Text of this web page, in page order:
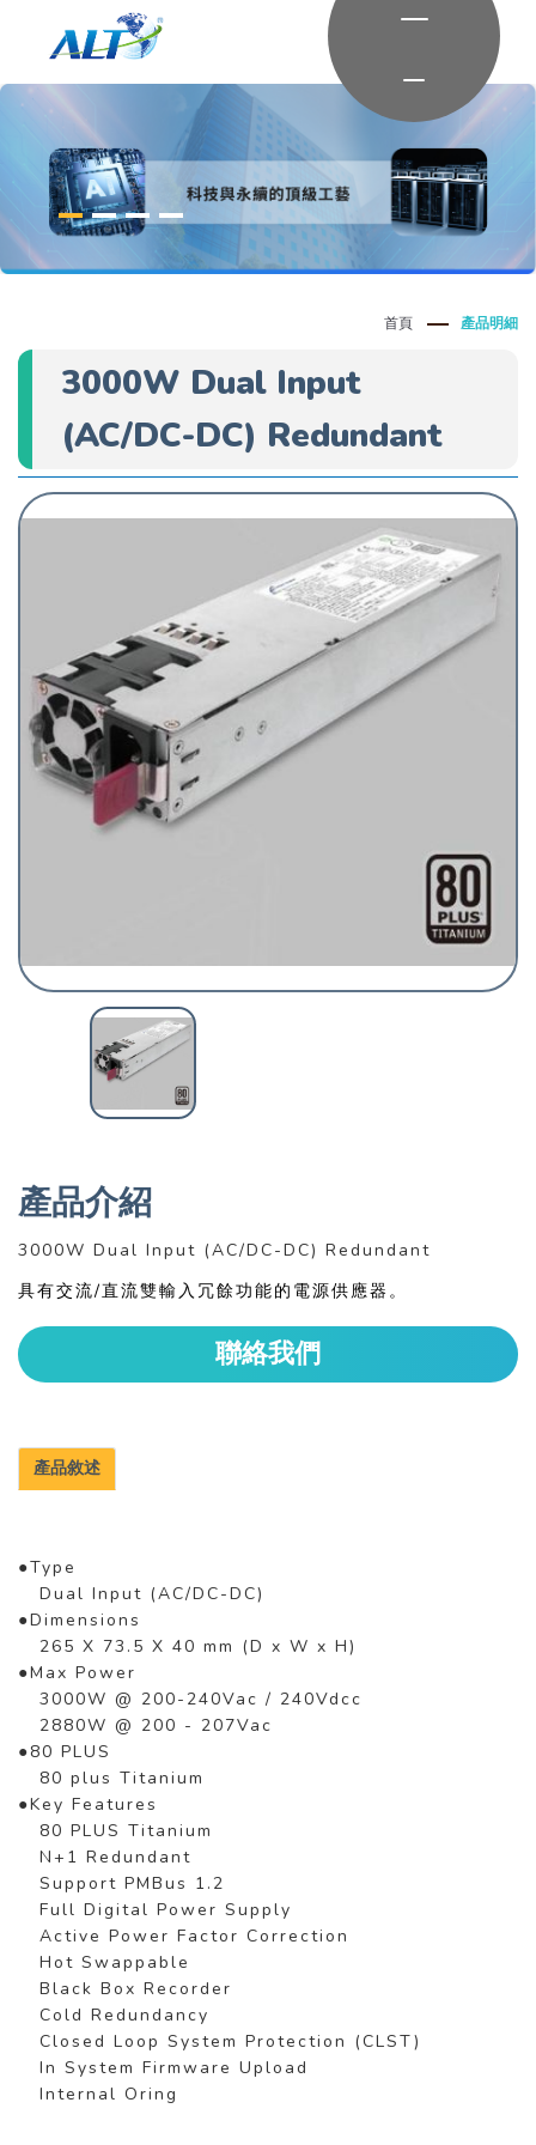
首頁 產品明細
3000W Dual Input
(AC/DC-DC) Redundant
產品介紹
3000W Dual Input (AC/DC-DC) Redundant
具有交流/直流雙輸入冗餘功能的電源供應器。
聯絡我們
產品敘述
●Type
Dual Input (AC/DC-DC)
●Dimensions
265 X 73.5 X 40 mm (D x W x H)
●Max Power
3000W @ 200-240Vac / 240Vdcc
2880W @ 200 - 207Vac
●80 PLUS
80 plus Titanium
●Key Features
80 PLUS Titanium
N+1 Redundant
Support PMBus 1.2
Full Digital Power Supply
Active Power Factor Correction
Hot Swappable
Black Box Recorder
Cold Redundancy
Closed Loop System Protection (CLST)
In System Firmware Upload
Internal Oring